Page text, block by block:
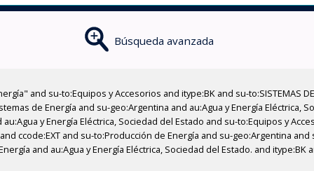
Búsqueda avanzada
and su-to:Equipos y Accesorios and itype:BK and su-to:SISTEMAS
de Energía and su-geo:Argentina and au:Agua y Energía Eléctrica,
y Energía Eléctrica, Sociedad del Estado and su-to:Equipos y
ccode:EXT and su-to:Producción de Energía and su-geo:Argentina
and au:Agua y Energía Eléctrica, Sociedad del Estado. and